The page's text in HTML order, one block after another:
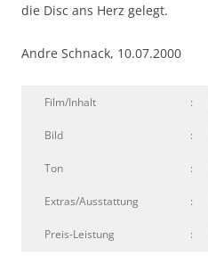
die Disc ans Herz gelegt.
Andre Schnack, 10.07.2000
Film/Inhalt :
Bild :
Ton :
Extras/Ausstattung :
Preis-Leistung :